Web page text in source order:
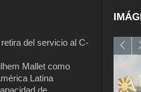
del servicio al C-
Mallet como
Latina